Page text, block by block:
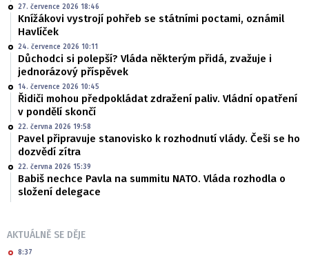
27. července 2026 18:46
Knížákovi vystrojí pohřeb se státními poctami, oznámil
Havlíček
24. července 2026 10:11
Důchodci si polepší? Vláda některým přidá, zvažuje i
jednorázový příspěvek
14. července 2026 10:45
Řidiči mohou předpokládat zdražení paliv. Vládní opatření
v pondělí skončí
22. června 2026 19:58
Pavel připravuje stanovisko k rozhodnutí vlády. Češi se ho
dozvědí zítra
22. června 2026 15:39
Babiš nechce Pavla na summitu NATO. Vláda rozhodla o
složení delegace
AKTUÁLNĚ SE DĚJE
8:37